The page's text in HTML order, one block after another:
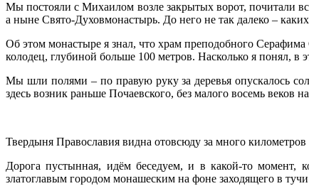
Мы постояли с Михаилом возле закрытых ворот, почитали
а ныне Свято-Духовмонастырь. До него не так далеко –
Об этом монастыре я знал, что храм преподобного
колодец, глубиной больше 100 метров. Насколько я понял,
Мы шли полями – по правую руку за деревья опускалось
здесь возник раньше Почаевского, без малого восемь веков
Твердыня Православия видна отовсюду за много километров
Дорога пустынная, идём беседуем, и в какой-то момент,
златоглавым городом монашеским на фоне заходящего в